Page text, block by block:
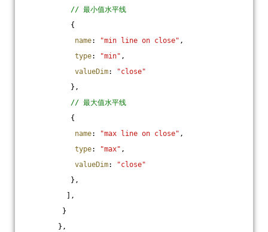
// 最小值水平线
{
name: "min line on close" ,
type: "min" ,
valueDim:
"close"
},
// 最大值水平线
{
name: "max line on close" ,
type: "max" ,
valueDim:
"close"
},
],
}
},